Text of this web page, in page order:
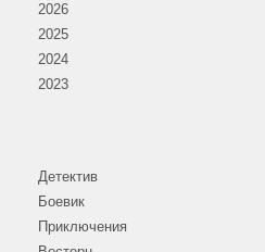
2026
2025
2024
2023
Детектив
Боевик
Приключения